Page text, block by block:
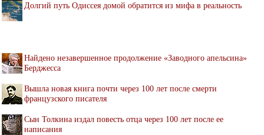
Долгий путь Одиссея домой обратится из мифа в реальность
Найдено незавершенное продолжение «Заводного апельсина»
Берджесса
Вышла новая книга почти через 100 лет после смерти
французского писателя
Сын Толкина издал повесть отца через 100 лет после ее
написания